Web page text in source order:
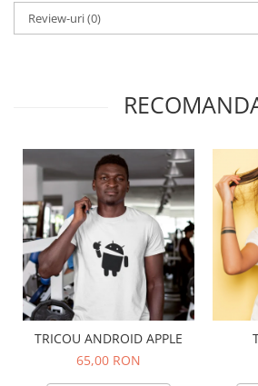
Review-uri(0)
TRICOU ANDROID APPLE
65,00 RON